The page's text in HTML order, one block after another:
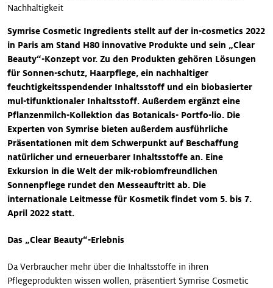
Nachhaltigkeit
Symrise Cosmetic Ingredients stellt auf der in-cosmetics 2022
in Paris am Stand H80 innovative Produkte und sein „Clear
Beauty“-Konzept vor. Zu den Produkten gehören Lösungen
für Sonnen-schutz, Haarpflege, ein nachhaltiger
feuchtigkeitsspendender Inhaltsstoff und ein biobasierter
mul-tifunktionaler Inhaltsstoff. Außerdem ergänzt eine
Pflanzenmilch-Kollektion das Botanicals- Portfo-lio. Die
Experten von Symrise bieten außerdem ausführliche
Präsentationen mit dem Schwerpunkt auf Beschaffung
natürlicher und erneuerbarer Inhaltsstoffe an. Eine
Exkursion in die Welt der mik-robiomfreundlichen
Sonnenpflege rundet den Messeauftritt ab. Die
internationale Leitmesse für Kosmetik findet vom 5. bis 7.
April 2022 statt.
Das „Clear Beauty“-Erlebnis
Da Verbraucher mehr über die Inhaltsstoffe in ihren
Pflegeprodukten wissen wollen, präsentiert Symrise Cosmetic